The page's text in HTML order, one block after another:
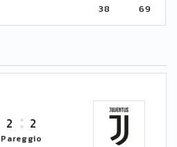
38 69
2 2
Pareggio